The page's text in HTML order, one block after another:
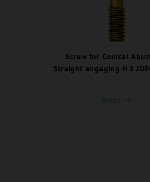
Screw for Conical
Straight engaging H 3
Detail